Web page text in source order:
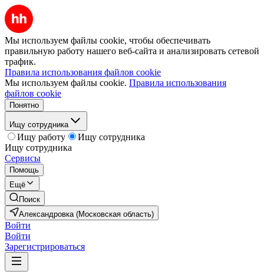
Мы используем файлы cookie, чтобы обеспечивать
правильную работу нашего веб-сайта и анализировать сетевой
трафик.
Правила использования файлов cookie
Мы используем файлы cookie. Правила использования
файлов cookie
Понятно
Ищу сотрудника
Ищу работу
Ищу сотрудника
Ищу сотрудника
Сервисы
Помощь
Ещё
Поиск
Александровка (Московская область)
Войти
Войти
Зарегистрироваться